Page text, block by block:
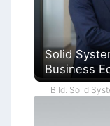
Solid
Business
Bild: Solid